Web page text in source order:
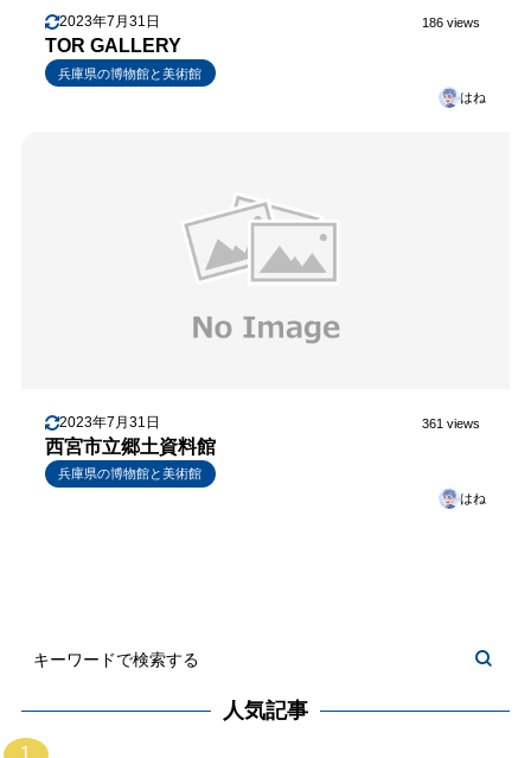
2023年7月31日 186 views
TOR GALLERY
兵庫県の博物館と美術館
はね
2023年7月31日 361 views
西宮市立郷土資料館
兵庫県の博物館と美術館
はね
人気記事